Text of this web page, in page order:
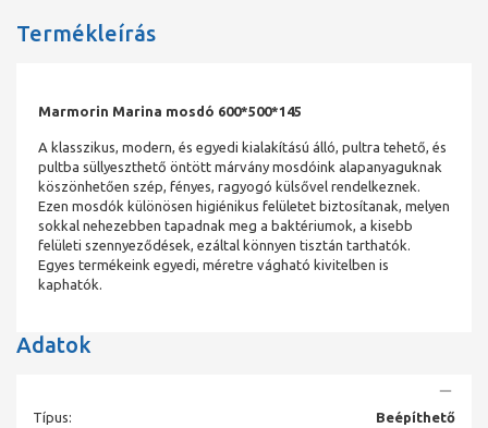
Termékleírás
Marmorin Marina mosdó 600*500*145
A klasszikus, modern, és egyedi kialakítású álló, pultra tehető, és
pultba süllyeszthető öntött márvány mosdóink alapanyaguknak
köszönhetően szép, fényes, ragyogó külsővel rendelkeznek.
Ezen mosdók különösen higiénikus felületet biztosítanak, melyen
sokkal nehezebben tapadnak meg a baktériumok, a kisebb
felületi szennyeződések, ezáltal könnyen tisztán tarthatók.
Egyes termékeink egyedi, méretre vágható kivitelben is
kaphatók.
Adatok
Típus:
Beépíthető